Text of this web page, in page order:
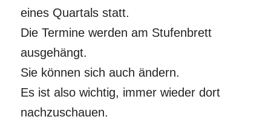
eines Quartals statt.
Die Termine werden am Stufenbrett
ausgehängt.
Sie können sich auch ändern.
Es ist also wichtig, immer wieder dort
nachzuschauen.